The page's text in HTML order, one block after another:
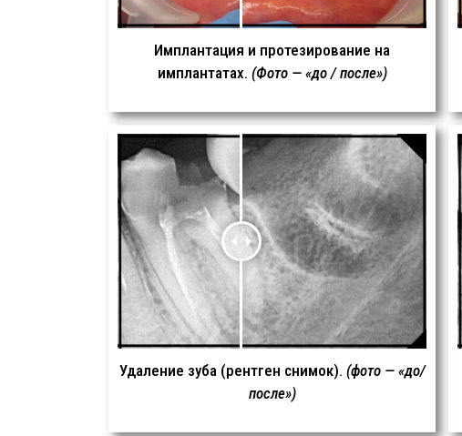
Имплантация и протезирование на
имплантатах. (Фото — «до / после»)
Удаление зуба (рентген снимок). (фото — «до/
после»)